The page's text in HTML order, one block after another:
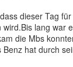
dieser Tag
lang war
die Mbs
hat durch